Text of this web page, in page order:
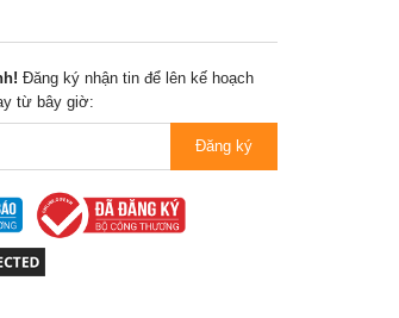
Đăng ký nhận tin để lên kế hoạch
từ bây giờ:
Đăng ký